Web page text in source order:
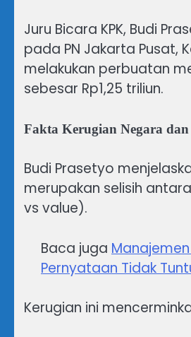
Juru Bicara KPK, Budi
pada PN Jakarta Pusat,
melakukan perbuatan
sebesar Rp1,25 triliun.
Fakta Kerugian Negara
Budi Prasetyo
merupakan selisih
vs value).
Baca juga Manajemen
Pernyataan Tidak
Kerugian ini